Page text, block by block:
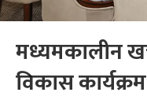
मध्यमकालीन
विकास